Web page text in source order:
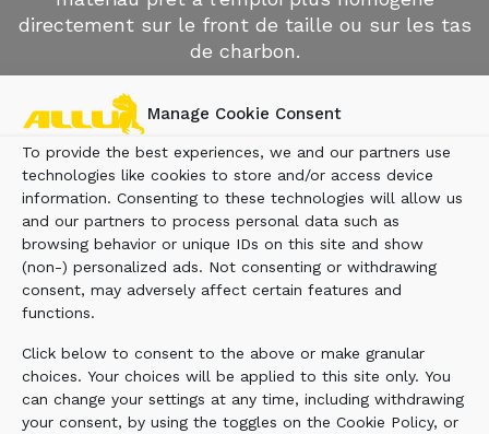
Manage Cookie Consent
To provide the best experiences, we and our partners use
technologies like cookies to store and/or access device
information. Consenting to these technologies will allow us
and our partners to process personal data such as
browsing behavior or unique IDs on this site and show
(non-) personalized ads. Not consenting or withdrawing
consent, may adversely affect certain features and
functions.
Click below to consent to the above or make granular
choices. Your choices will be applied to this site only. You
can change your settings at any time, including withdrawing
your consent, by using the toggles on the Cookie Policy, or
directement sur le front de taille ou sur les tas
de charbon.